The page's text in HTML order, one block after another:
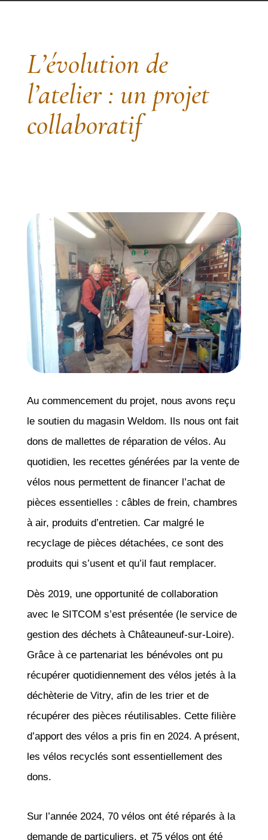
L’évolution de
l’atelier : un projet
collaboratif
Au commencement du projet, nous avons reçu
le soutien du magasin Weldom. Ils nous ont fait
dons de mallettes de réparation de vélos. Au
quotidien, les recettes générées par la vente de
vélos nous permettent de financer l’achat de
pièces essentielles : câbles de frein, chambres
à air, produits d’entretien. Car malgré le
recyclage de pièces détachées, ce sont des
produits qui s’usent et qu’il faut remplacer.
Dès 2019, une opportunité de collaboration
avec le SITCOM s’est présentée (le service de
gestion des déchets à Châteauneuf-sur-Loire).
Grâce à ce partenariat les bénévoles ont pu
récupérer quotidiennement des vélos jetés à la
déchèterie de Vitry, afin de les trier et de
récupérer des pièces réutilisables. Cette filière
d’apport des vélos a pris fin en 2024. A présent,
les vélos recyclés sont essentiellement des
dons.
Sur l’année 2024, 70 vélos ont été réparés à la
demande de particuliers, et 75 vélos ont été